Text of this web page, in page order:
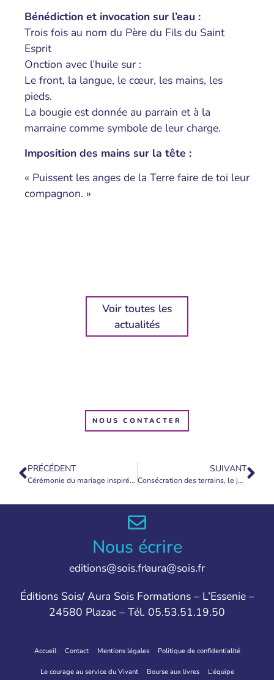
Bénédiction et invocation sur l’eau :
Trois fois au nom du Père du Fils du Saint
Esprit
Onction avec l’huile sur :
Le front, la langue, le cœur, les mains, les
pieds.
La bougie est donnée au parrain et à la
marraine comme symbole de leur charge.
Imposition des mains sur la tête :
« Puissent les anges de la Terre faire de toi leur
compagnon. »
Voir toutes les
actualités
NOUS CONTACTER
PRÉCÉDENT
Cérémonie du mariage inspirée du rituel essénien
SUIVANT
Consécration des terrains, le jour de la Ste Lucie (13 décembre)
Nous écrire
editions@sois.fraura@sois.fr
Éditions Sois/ Aura Sois Formations – L’Essenie –
24580 Plazac – Tél. 05.53.51.19.50
Accueil Contact Mentions légales Politique de confidentialité
Le courage au service du Vivant Bourse aux livres L’équipe